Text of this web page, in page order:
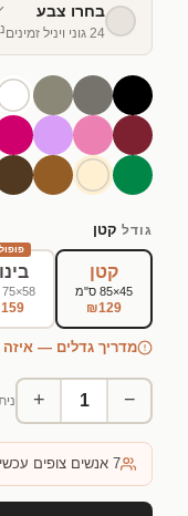
בחרו צבע
24 גוני ויניל זמינים
גודל קטן
קטן
45×85 ס"מ
₪129
58×75 ס"מ
מדריך גדלים — איזה
−
+
7 אנשים צופים